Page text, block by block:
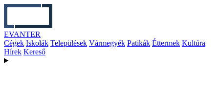
EVANTER
Cégek Iskolák Települések Vármegyék Patikák Éttermek Kultúra
Hírek Kereső